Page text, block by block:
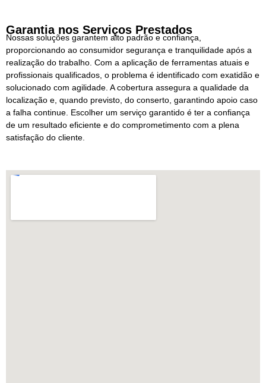
Garantia nos Serviços Prestados
Nossas soluções garantem alto padrão e confiança,
proporcionando ao consumidor segurança e tranquilidade após a
realização do trabalho. Com a aplicação de ferramentas atuais e
profissionais qualificados, o problema é identificado com exatidão e
solucionado com agilidade. A cobertura assegura a qualidade da
localização e, quando previsto, do conserto, garantindo apoio caso
a falha continue. Escolher um serviço garantido é ter a confiança
de um resultado eficiente e do comprometimento com a plena
satisfação do cliente.